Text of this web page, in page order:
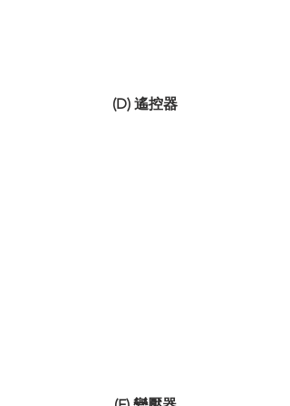
(D) 遙控器